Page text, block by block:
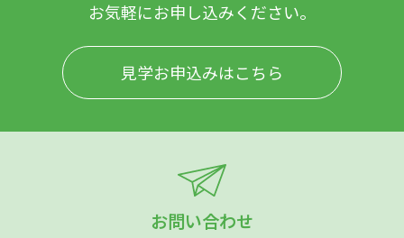
お気軽にお申し込みください。
見学お申込みはこちら
お問い合わせ